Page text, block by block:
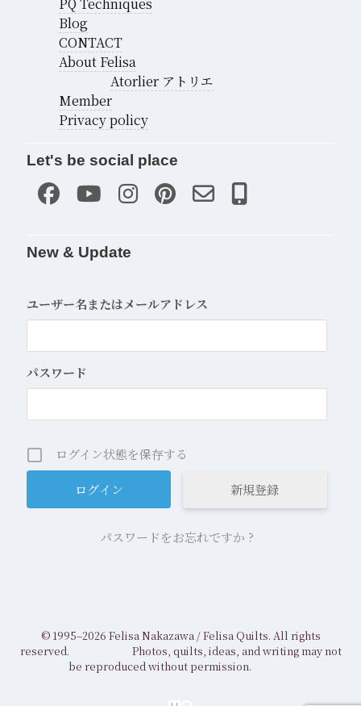
PQ Techniques
Blog
CONTACT
About Felisa
Atorlier アトリエ
Member
Privacy policy
Let's be social place
New & Update
ユーザー名またはメールアドレス
パスワード
ログイン状態を保存する
新規登録
パスワードをお忘れですか ?
© 1995–2026 Felisa Nakazawa /Felisa Quilts. All rights
reserved. Photos, quilts, ideas, and writing may not
be reproduced without permission.